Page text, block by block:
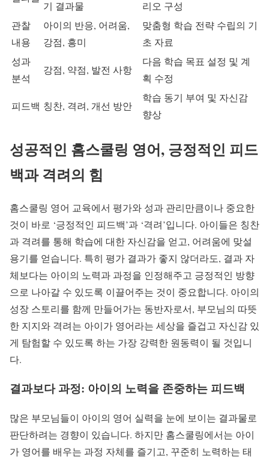
기 결과물
리오 구성
관찰
내용
아이의 반응, 어려움,
강점, 흥미
맞춤형 학습 전략 수립의 기
초 자료
성과
분석
강점, 약점, 발전 사항
다음 학습 목표 설정 및 계
획 수정
피드백 칭찬, 격려, 개선 방안
학습 동기 부여 및 자신감
향상
성공적인 홈스쿨링 영어, 긍정적인 피드
백과 격려의 힘
홈스쿨링 영어 교육에서 평가와 성과 관리만큼이나 중요한
것이 바로 ‘긍정적인 피드백’과 ‘격려’입니다. 아이들은 칭찬
과 격려를 통해 학습에 대한 자신감을 얻고, 어려움에 맞설
용기를 얻습니다. 특히 평가 결과가 좋지 않더라도, 결과 자
체보다는 아이의 노력과 과정을 인정해주고 긍정적인 방향
으로 나아갈 수 있도록 이끌어주는 것이 중요합니다. 아이의
성장 스토리를 함께 만들어가는 동반자로서, 부모님의 따뜻
한 지지와 격려는 아이가 영어라는 세상을 즐겁고 자신감 있
게 탐험할 수 있도록 하는 가장 강력한 원동력이 될 것입니
다.
결과보다 과정: 아이의 노력을 존중하는 피드백
많은 부모님들이 아이의 영어 실력을 눈에 보이는 결과물로
판단하려는 경향이 있습니다. 하지만 홈스쿨링에서는 아이
가 영어를 배우는 과정 자체를 즐기고, 꾸준히 노력하는 태